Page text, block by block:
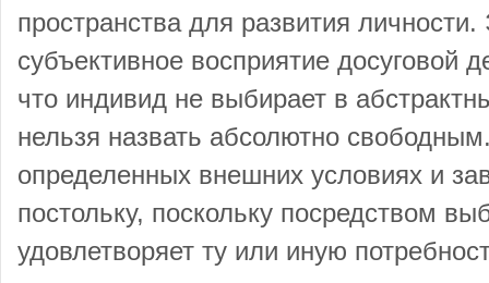
пространства для развития
субъективное восприятие досуговой
что индивид не выбирает в
нельзя назвать абсолютно
определенных внешних условиях и
постольку, поскольку посредством
удовлетворяет ту или иную